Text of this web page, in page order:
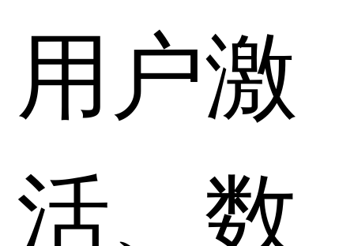
用户激
活、数